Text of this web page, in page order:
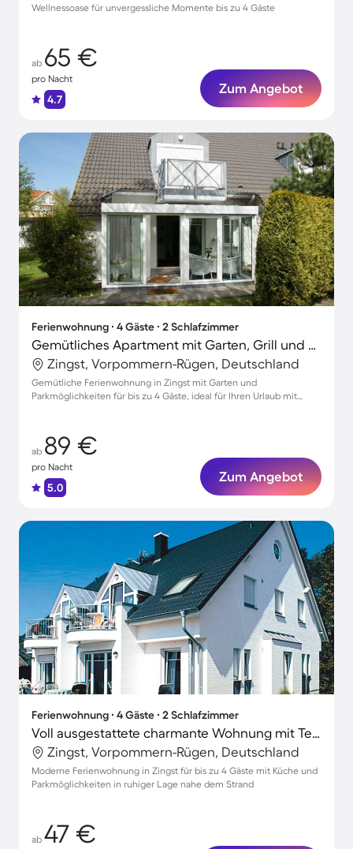
Wellnessoase für unvergessliche Momente bis zu 4 Gäste
ab 65 €
pro Nacht
4.7
Zum Angebot
Ferienwohnung ∙ 4 Gäste ∙ 2 Schlafzimmer
Gemütliches Apartment mit Garten, Grill und Terrasse | Nah am Strand | Haustierfreundlich
Zingst, Vorpommern-Rügen, Deutschland
Gemütliche Ferienwohnung in Zingst mit Garten und
Parkmöglichkeiten für bis zu 4 Gäste, ideal für Ihren Urlaub mit
ab 89 €
pro Nacht
5.0
Zum Angebot
Ferienwohnung ∙ 4 Gäste ∙ 2 Schlafzimmer
Voll ausgestattete charmante Wohnung mit Terrasse
Zingst, Vorpommern-Rügen, Deutschland
Moderne Ferienwohnung in Zingst für bis zu 4 Gäste mit Küche und
Parkmöglichkeiten in ruhiger Lage nahe dem Strand
ab 47 €